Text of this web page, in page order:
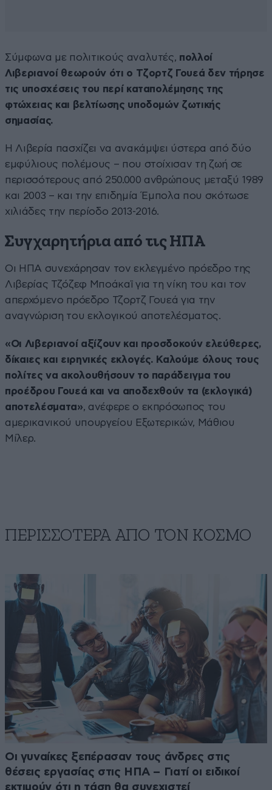
Σύμφωνα με πολιτικούς αναλυτές, πολλοί
Λιβεριανοί θεωρούν ότι ο Τζορτζ Γουεά δεν τήρησε
τις υποσχέσεις του περί καταπολέμησης της
φτώχειας και βελτίωσης υποδομών ζωτικής
σημασίας.
Η Λιβερία πασχίζει να ανακάμψει ύστερα από δύο
εμφύλιους πολέμους – που στοίχισαν τη ζωή σε
περισσότερους από 250.000 ανθρώπους μεταξύ 1989
και 2003 – και την επιδημία Έμπολα που σκότωσε
χιλιάδες την περίοδο 2013-2016.
Συγχαρητήρια από τις ΗΠΑ
Οι ΗΠΑ συνεχάρησαν τον εκλεγμένο πρόεδρο της
Λιβερίας Τζόζεφ Μποάκαϊ για τη νίκη του και τον
απερχόμενο πρόεδρο Τζορτζ Γουεά για την
αναγνώριση του εκλογικού αποτελέσματος.
«Οι Λιβεριανοί αξίζουν και προσδοκούν ελεύθερες,
δίκαιες και ειρηνικές εκλογές. Καλούμε όλους τους
πολίτες να ακολουθήσουν το παράδειγμα του
προέδρου Γουεά και να αποδεχθούν τα (εκλογικά)
αποτελέσματα», ανέφερε ο εκπρόσωπος του
αμερικανικού υπουργείου Εξωτερικών, Μάθιου
Μίλερ.
ΠΕΡΙΣΣΟΤΕΡΑ ΑΠΟ ΤΟΝ ΚΟΣΜΟ
Οι γυναίκες ξεπέρασαν τους άνδρες στις
θέσεις εργασίας στις ΗΠΑ – Γιατί οι ειδικοί
εκτιμούν ότι η τάση θα συνεχιστεί